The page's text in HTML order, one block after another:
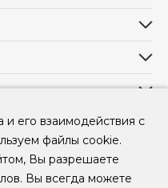
его взаимодействия с
файлы cookie.
Вы разрешаете
Вы всегда можете